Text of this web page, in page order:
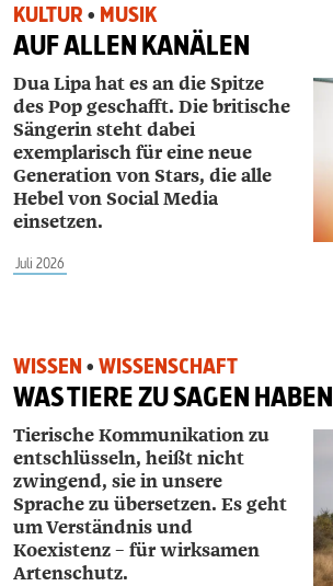
KULTUR • MUSIK
AUF ALLEN KANÄLEN
Dua Lipa hat es an die Spitze
des Pop geschafft. Die britische
Sängerin steht dabei
exemplarisch für eine neue
Generation von Stars, die alle
Hebel von Social Media
einsetzen.
Juli 2026
WISSEN • WISSENSCHAFT
WAS TIERE ZU SAGEN HABEN
Tierische Kommunikation zu
entschlüsseln, heißt nicht
zwingend, sie in unsere
Sprache zu übersetzen. Es geht
um Verständnis und
Koexistenz – für wirksamen
Artenschutz.